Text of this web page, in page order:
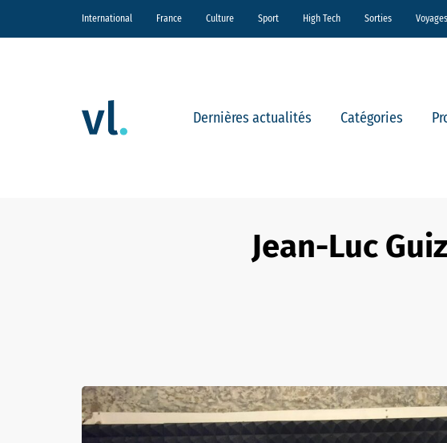
International France Culture Sport High Tech Sorties
Dernières actualités Catégories
Jean-Luc